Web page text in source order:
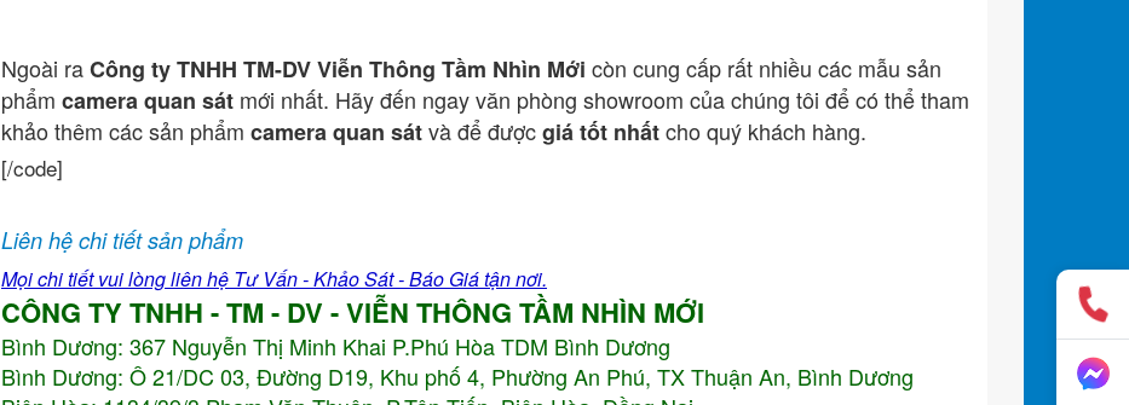
Ngoài raCông ty TNHH TM-DV Viễn Thông Tầm Nhìn Mới còn cung cấp rất nhiều các mẫu sản
phẩm camera quan sát mới nhất. Hãy đến ngay văn phòng showroom của chúng tôi để có thể tham
khảo thêm các sản phẩm camera quan sátvà để đượcgiá tốt nhấtcho quý khách hàng.
[/code]
Liên hệ chi tiết sản phẩm
Mọi chi tiết vui lòng liên hệ Tư Vấn - Khảo Sát - Báo Giá tận nơi.
CÔNG TY TNHH - TM - DV - VIỄN THÔNG TẦM NHÌN MỚI
Bình Dương: 367 Nguyễn Thị Minh Khai P.Phú Hòa TDM Bình Dương
Bình Dương: Ô 21/DC 03, Đường D19, Khu phố 4, Phường An Phú, TX Thuận An, Bình Dương